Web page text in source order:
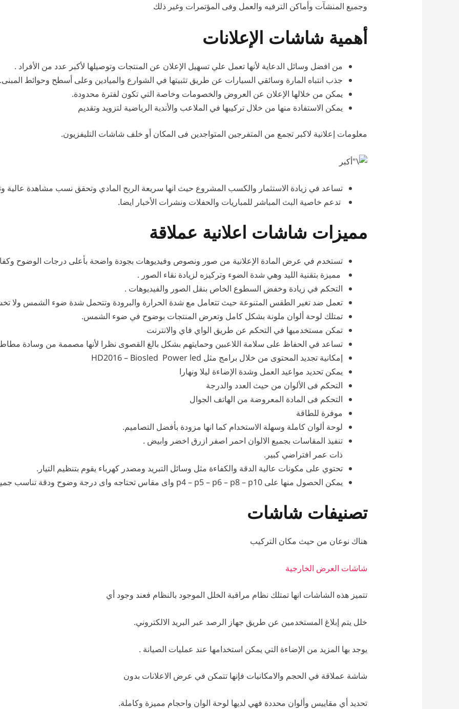
وجميع المنشآت وأماكن الترفيه والعمل وفى المؤتمرات وغير ذلك
أهمية شاشات الإعلانات
من افضل وسائل الدعاية لأنها تعمل علي تسهيل الإعلان عن المنتجات وتوصيلها لأكبر عدد من الأفراد .
جذب انتباه المارة وسائقي السيارات عن طريق تثبيتها في الشوارع والميادين وعلى أسطح وحوائط المبنى.
يمكن من خلالها الإعلان عن العروض والخصومات وخاصة التي تكون لفترة محدودة.
يمكن الاستفادة منها من خلال تركيبها في الملاعب والأندية الرياضية لتزويد وتقديم
معلومات إعلانية لاكبر تجمع من المتفرجين المتواجدين فى المكان أو خلف شاشات التليفزيون.
تساعد في زيادة الاستثمار والكسب المشروع حيث انها سريعة الربح المادي وتحقق نسب مشاهدة عالية
تدعم خاصية البث المباشر للمباريات والحفلات ونشرات الأخبار ايضا.
مميزات شاشات اعلانية عملاقة
تستخدم في عرض المادة الإعلانية من صور ونصوص وفيديوهات بجودة واضحة بأعلى درجات الوضوح
مميزة بتقنية الليد وهي شدة الضوء وتركيزه لزيادة نقاء الصور .
التحكم في زيادة وخفض السطوع الخاص بنقل الصور والفيديوهات .
تعمل ضد تغير الطقس المتنوعة حيث تتعامل مع شدة الحرارة والبرودة وتتحمل شدة ضوء الشمس ولا
تمتلك لوحة ألوان ملونة بشكل كامل وتعرض المنتجات بوضوح في ضوء الشمس.
تمكن مستخدميها في التحكم عن طريق الواي فاي والانترنت
تساعد في الحفاظ على سلامة اللاعبين وحمايتهم بشكل بالغ القصوى نظرا لأنها مصممة من وسادة
إمكانية تجديد المحتوى من خلال برامج مثل HD2016 – Biosled Power led
يمكن تحديد مواعيد العمل وشدة الإضاءة ليلا ونهارا
التحكم فى الألوان من حيث العدد والدرجة
التحكم فى المادة المعروضة من الهاتف الجوال
موفرة للطاقة
لوحة ألوان كاملة وسهلة الاستخدام كما انها مزودة بأفضل التصاميم.
تنفيذ المقاسات بجميع الالوان احمر اصفر ازرق اخضر وابيض .
ذات عمر افتراضي كبير.
تحتوي على مكونات عالية الدقة والكفاءة مثل وسائل التبريد ومصدر كهرباء يقوم بتنظيم التيار.
يمكن الحصول منها على p4 – p5 – p6 – p8 – p10 واى مقاس تحتاجه واى درجة وضوح ودقة تناسب جميع الاماكن
تصنيفات شاشات
هناك نوعان من حيث مكان التركيب
شاشات العرض الخارجية
تتميز هذه الشاشات انها تمتلك نظام مراقبة الخلل الموجود بالنظام فعند وجود أي
خلل يتم إبلاغ المستخدمين عن طريق جهاز الرصد عبر البريد الالكتروني.
يوجد بها المزيد من الإضاءة التي يمكن استخدامها عند عمليات الصيانة .
شاشة عملاقة في الحجم والامكانيات فإنها تتمكن في عرض الاعلانات بدون
تحديد أي مقاييس وألوان محددة فهي لديها لوحة الوان واحجام مميزة وكاملة.